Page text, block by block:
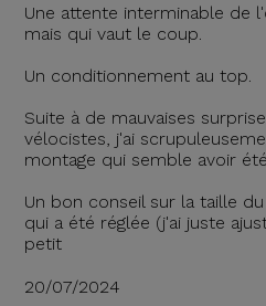
Une attente interminable de
mais qui vaut le coup.
Un conditionnement au top.
Suite à de mauvaises
vélocistes, j'ai
montage qui semble avoir
Un bon conseil sur la taille
qui a été réglée (j'ai juste
petit
20/07/2024